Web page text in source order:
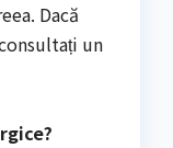
Dacă
un